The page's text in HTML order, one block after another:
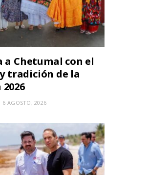
a Chetumal con el
tradición de la
6 AGOSTO, 2026